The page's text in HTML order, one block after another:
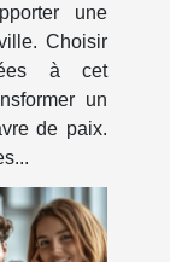
une
Choisir
à cet
un
de paix.